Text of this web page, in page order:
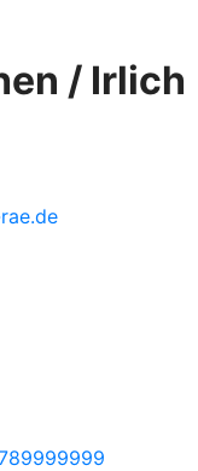
/ Irlich